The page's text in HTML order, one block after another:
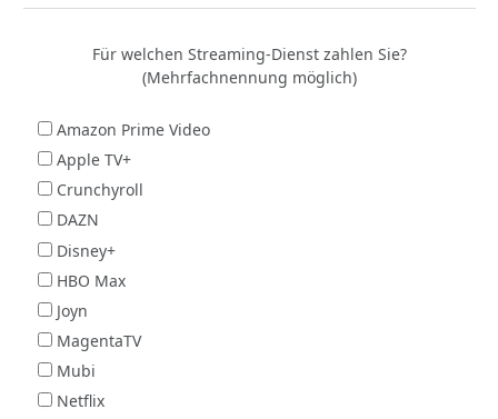
Für welchen Streaming-Dienst zahlen Sie?
(Mehrfachnennung möglich)
Amazon Prime Video
Apple TV+
Crunchyroll
DAZN
Disney+
HBO Max
Joyn
MagentaTV
Mubi
Netflix